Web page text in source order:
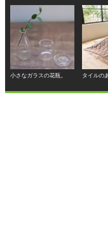
小さなガラスの花瓶。 タイルの